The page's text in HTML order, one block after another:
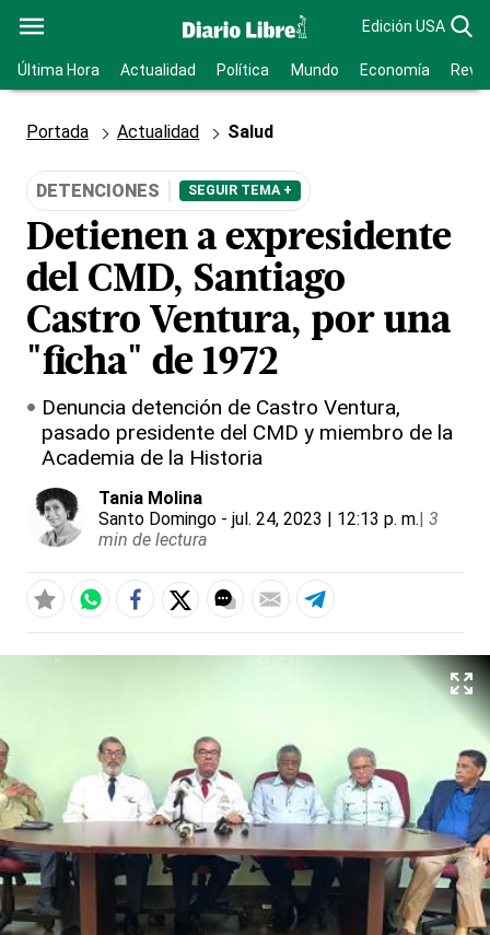
Edición USA
Última Hora Actualidad Política Mundo Economía
Portada Actualidad Salud
DETENCIONES SEGUIR TEMA +
Detienen a expresidente
del CMD, Santiago
Castro Ventura, por una
"ficha" de 1972
Denuncia detención de Castro Ventura,
pasado presidente del CMD y miembro de la
Academia de la Historia
Tania Molina
Santo Domingo - jul. 24, 2023 | 12:13 p. m.| 3
min de lectura